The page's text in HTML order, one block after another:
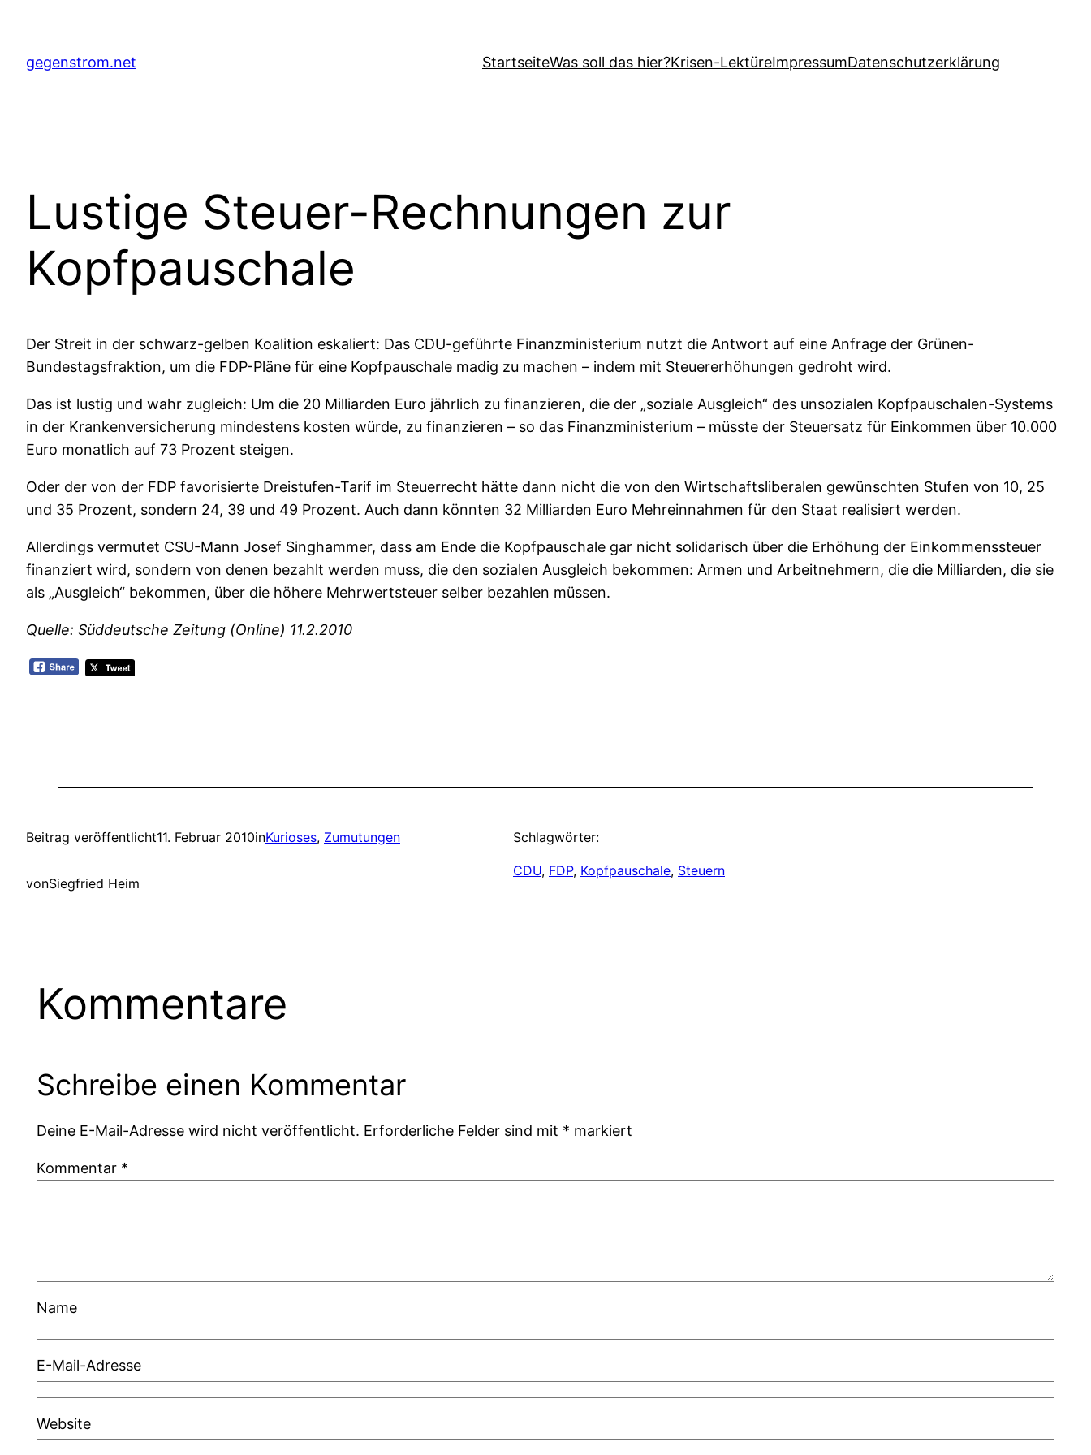
springen
gegenstrom.net StartseiteWas soll das hier?Krisen-LektüreImpressumDatenschutzerklärung
Lustige Steuer-Rechnungen zur
Kopfpauschale
Der Streit in der schwarz-gelben Koalition eskaliert: Das CDU-geführte Finanzministerium nutzt die Antwort auf eine Anfrage der Grünen-
Bundestagsfraktion, um die FDP-Pläne für eine Kopfpauschale madig zu machen – indem mit Steuererhöhungen gedroht wird.
Das ist lustig und wahr zugleich: Um die 20 Milliarden Euro jährlich zu finanzieren, die der „soziale Ausgleich“ des unsozialen Kopfpauschalen-Systems
in der Krankenversicherung mindestens kosten würde, zu finanzieren – so das Finanzministerium – müsste der Steuersatz für Einkommen über 10.000
Euro monatlich auf 73 Prozent steigen.
Oder der von der FDP favorisierte Dreistufen-Tarif im Steuerrecht hätte dann nicht die von den Wirtschaftsliberalen gewünschten Stufen von 10, 25
und 35 Prozent, sondern 24, 39 und 49 Prozent. Auch dann könnten 32 Milliarden Euro Mehreinnahmen für den Staat realisiert werden.
Allerdings vermutet CSU-Mann Josef Singhammer, dass am Ende die Kopfpauschale gar nicht solidarisch über die Erhöhung der Einkommenssteuer
finanziert wird, sondern von denen bezahlt werden muss, die den sozialen Ausgleich bekommen: Armen und Arbeitnehmern, die die Milliarden, die sie
als „Ausgleich“ bekommen, über die höhere Mehrwertsteuer selber bezahlen müssen.
Quelle: Süddeutsche Zeitung (Online) 11.2.2010
Beitrag veröffentlicht11. Februar 2010inKurioses, Zumutungen
vonSiegfried Heim
Schlagwörter:
CDU, FDP, Kopfpauschale, Steuern
Kommentare
Schreibe einen Kommentar
Deine E-Mail-Adresse wird nicht veröffentlicht. Erforderliche Felder sind mit * markiert
Kommentar *
Name
E-Mail-Adresse
Website